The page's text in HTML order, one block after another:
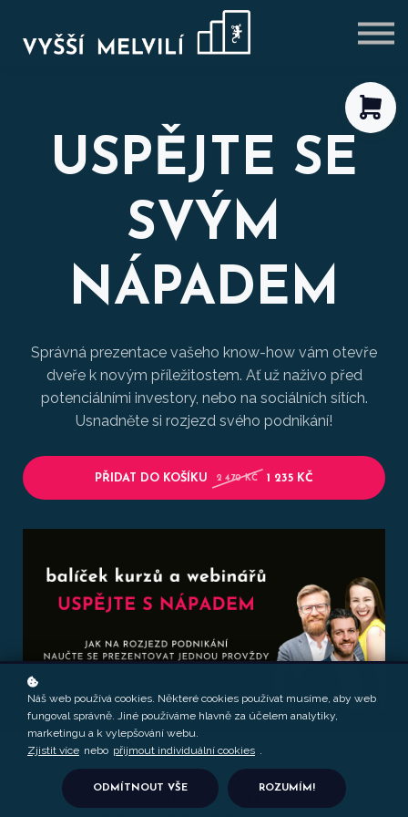
VÝHODNÉ BALÍČKY
BLOG
REGISTROVAT SE
USPĚJTE SE
SVÝM
NÁPADEM
Správná prezentace vašeho know-how vám otevře
dveře k novým příležitostem. Ať už naživo před
potenciálními investory, nebo na sociálních sítích.
Usnadněte si rozjezd svého podnikání!
PŘIDAT DO KOŠÍKU 2 470 KČ 1 235 KČ
VÝHODNÝ BALÍČEK
Náš web používá cookies. Některé cookies používat musíme, aby web
fungoval správně. Jiné používáme hlavně za účelem analytiky,
marketingu a k vylepšování webu.
Zjistit více nebo přijmout individuální cookies .
ODMÍTNOUT VŠE ROZUMÍM!